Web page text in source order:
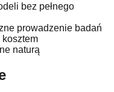
bez pełnego
prowadzenie badań
kosztem
naturą